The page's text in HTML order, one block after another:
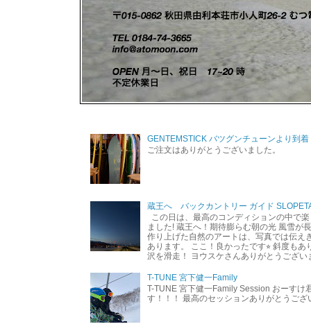
GENTEMSTICK バツグンチューンより到着
ご注文はありがとうございました。
蔵王へ バックカントリー ガイド
この日は、最高のコンディションの中で
ました! 蔵王へ！期待膨らむ朝の光 風雪が
作り上げた自然のアートは、写真では伝え
あります。 ここ！良かったです⭐︎ 斜度もあ
沢を滑走！ ヨウスケさんありがとうござい
T-TUNE 宮下健一Family
T-TUNE 宮下健一Family Session おーすけ
す！！！ 最高のセッションありがとうご